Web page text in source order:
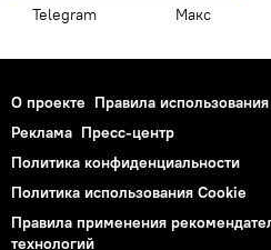
Telegram Макс
О проекте Правила использования
Реклама Пресс-центр
Политика конфиденциальности
Политика использования Cookie
Правила применения
технологий